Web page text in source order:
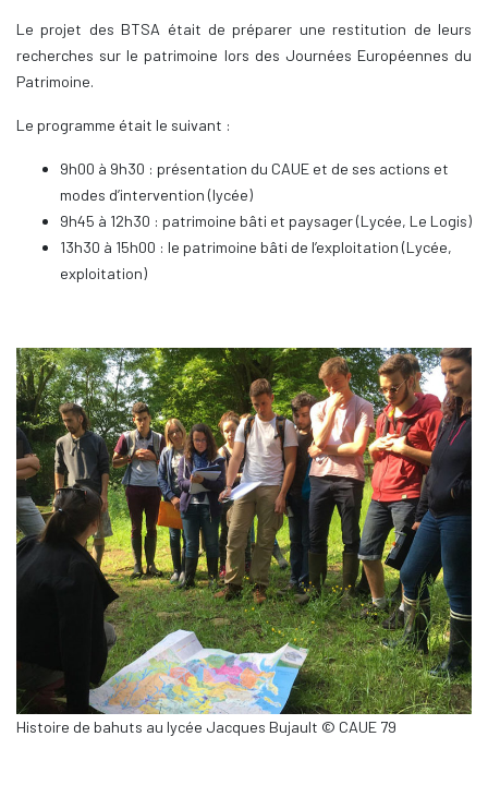
Le projet des BTSA était de préparer une restitution de leurs
recherches sur le patrimoine lors des Journées Européennes du
Patrimoine.
Le programme était le suivant :
9h00 à 9h30 : présentation du CAUE et de ses actions et
modes d’intervention (lycée)
9h45 à 12h30 : patrimoine bâti et paysager (Lycée, Le Logis)
13h30 à 15h00 : le patrimoine bâti de l’exploitation (Lycée,
exploitation)
Histoire de bahuts au lycée Jacques Bujault © CAUE 79